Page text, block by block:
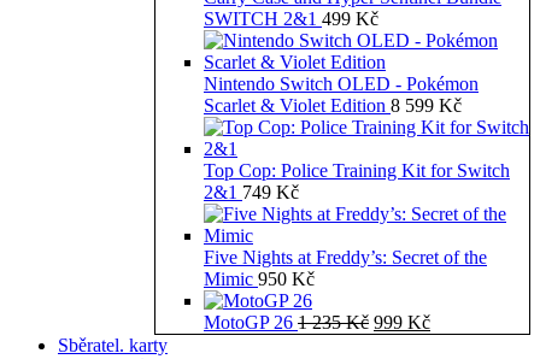
SWITCH 2&1 499 Kč
Nintendo Switch OLED - Pokémon
Scarlet & Violet Edition 8 599 Kč
Top Cop: Police Training Kit for Switch
2&1 749 Kč
Five Nights at Freddy’s: Secret of the
Mimic 950 Kč
MotoGP 26 1 235Kč Původní
999 KčAktuální
Sběratel. karty